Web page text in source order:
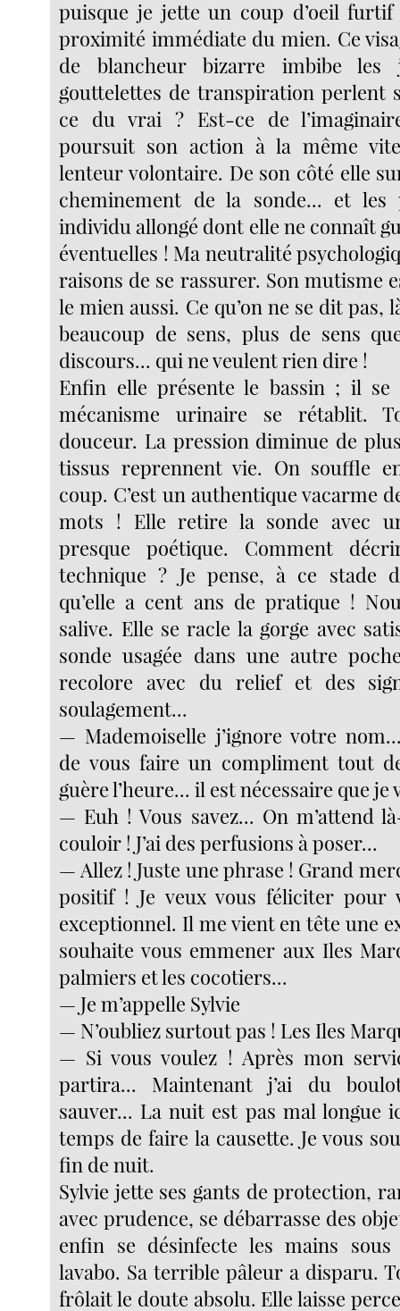
puisque je jette un coup d’oeil furtif
proximité immédiate du mien. Ce
de blancheur bizarre imbibe les
gouttelettes de transpiration perlent
ce du vrai ? Est-ce de
poursuit son action à la même
lenteur volontaire. De son côté elle
cheminement de la sonde... et les
individu allongé dont elle ne connaît
éventuelles ! Ma neutralité
raisons de se rassurer. Son mutisme
le mien aussi. Ce qu’on ne se dit pas,
beaucoup de sens, plus de sens
discours... qui ne veulent rien dire !
Enfin elle présente le bassin ; il
mécanisme urinaire se rétablit.
douceur. La pression diminue de
tissus reprennent vie. On souffle
coup. C’est un authentique vacarme
mots ! Elle retire la sonde avec
presque poétique. Comment
technique ? Je pense, à ce stade
qu’elle a cent ans de pratique !
salive. Elle se racle la gorge avec
sonde usagée dans une autre
recolore avec du relief et des
soulagement...
— Mademoiselle j’ignore votre
de vous faire un compliment tout
guère l’heure... il est nécessaire que
— Euh ! Vous savez... On m’attend
couloir ! J’ai des perfusions à poser...
— Allez ! Juste une phrase ! Grand
positif ! Je veux vous féliciter pour
exceptionnel. Il me vient en tête une
souhaite vous emmener aux Iles
palmiers et les cocotiers...
— Je m’appelle Sylvie
— N’oubliez surtout pas ! Les Iles
— Si vous voulez ! Après mon
partira... Maintenant j’ai du
sauver... La nuit est pas mal longue
temps de faire la causette. Je vous
fin de nuit.
Sylvie jette ses gants de protection,
avec prudence, se débarrasse des
enfin se désinfecte les mains
lavabo. Sa terrible pâleur a disparu.
frôlait le doute absolu. Elle laisse